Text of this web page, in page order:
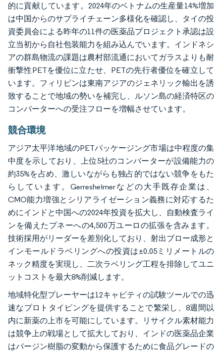
的に貢献しています。2024年のベトナムの生産量14%増加
は中国からのサプライチェーン多様化を確認し、タイの投
資委員会による昨年の11件の医薬品プロジェクト承認は設
立当初から自社包装能力を組み込んでいます。インドネシ
アの群島物流の課題は農村部流通においてガラスよりも耐
衝撃性PETを優位に立たせ、PETの先行者優位を確立して
います。フィリピンは東南アジアのジェネリック輸出を誘
致することで地域の勢いを補完し、ルソン島の経済特区の
コンバーターへの受注フローを増幅させています。
競合環境
アジア太平洋地域のPETパッケージング市場は中程度の集
中度を示しており、上位5社のコンバーターが設備能力の
約35%を占め、激しいながらも独占的ではない競争をもた
らしています。Gerresheimerなどの大手既存企業は、
CMO能力増強とシリアライゼーション義務に対応するた
めにインドと中国への2024年投資を拡大し、自動検査ライ
ンを備えたプネーへの4,500万ユーロの拡張を含みます。
技術採用がリーダーを差別化しており、射出ブロー成形と
インモールドラベリングへの投資は±0.05ミリメートルの
ネック精度を実現し、二次ラベリング工程を排除してユニ
ットコストを最大8%削減します。
地域特化型プレーヤーは12キャビティの試験ツールでの迅
速なプロトタイピングを提供することで繁栄し、8週間以
内に新薬の上市を可能にしています。リサイクル素材能力
は競争上の戦場として拡大しており、インドの医薬品企業
はバージン樹脂の変動から保護するために食品グレードの